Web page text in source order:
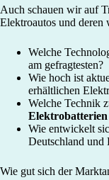
Auch schauen wir auf
Elektroautos und deren
Welche
am gefragtesten?
Wie hoch ist
erhältlichen
Welche Technik
Elektrobatterien
Wie entwickelt
Deutschland und
Wie gut sich der